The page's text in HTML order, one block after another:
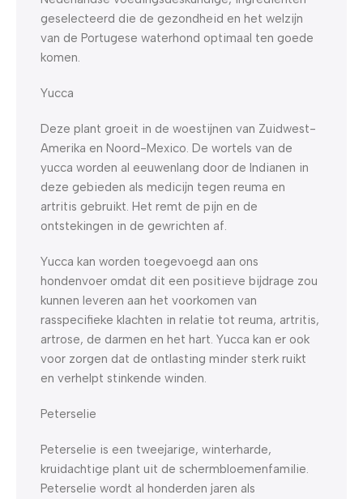
geselecteerd die de gezondheid en het welzijn
van de Portugese waterhond optimaal ten goede
komen.
Yucca
Deze plant groeit in de woestijnen van Zuidwest-
Amerika en Noord-Mexico. De wortels van de
yucca worden al eeuwenlang door de Indianen in
deze gebieden als medicijn tegen reuma en
artritis gebruikt. Het remt de pijn en de
ontstekingen in de gewrichten af.
Yucca kan worden toegevoegd aan ons
hondenvoer omdat dit een positieve bijdrage zou
kunnen leveren aan het voorkomen van
rasspecifieke klachten in relatie tot reuma, artritis,
artrose, de darmen en het hart. Yucca kan er ook
voor zorgen dat de ontlasting minder sterk ruikt
en verhelpt stinkende winden.
Peterselie
Peterselie is een tweejarige, winterharde,
kruidachtige plant uit de schermbloemenfamilie.
Peterselie wordt al honderden jaren als